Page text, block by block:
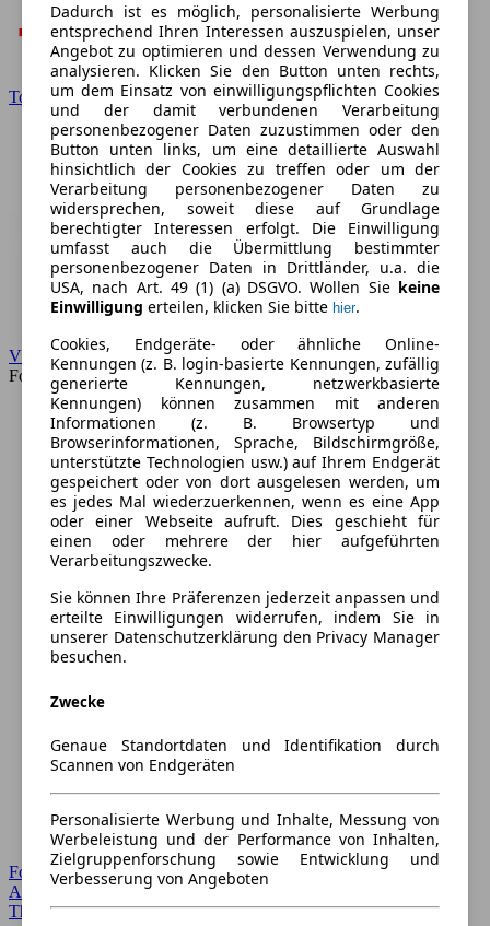
Toyota
VW
Forum
Forum Startseite
Alle Auto-Foren
Themen-Forum
Dadurch ist es möglich, personalisierte Werbung
entsprechend Ihren Interessen auszuspielen, unser
Angebot zu optimieren und dessen Verwendung zu
analysieren. Klicken Sie den Button unten rechts,
um dem Einsatz von einwilligungspflichten Cookies
und der damit verbundenen Verarbeitung
personenbezogener Daten zuzustimmen oder den
Button unten links, um eine detaillierte Auswahl
hinsichtlich der Cookies zu treffen oder um der
Verarbeitung personenbezogener Daten zu
widersprechen, soweit diese auf Grundlage
berechtigter Interessen erfolgt. Die Einwilligung
umfasst auch die Übermittlung bestimmter
personenbezogener Daten in Drittländer, u.a. die
USA, nach Art. 49 (1) (a) DSGVO. Wollen Sie keine
Einwilligung erteilen, klicken Sie bitte hier.
Cookies, Endgeräte- oder ähnliche Online-
Kennungen (z. B. login-basierte Kennungen, zufällig
generierte Kennungen, netzwerkbasierte
Kennungen) können zusammen mit anderen
Informationen (z. B. Browsertyp und
Browserinformationen, Sprache, Bildschirmgröße,
unterstützte Technologien usw.) auf Ihrem Endgerät
gespeichert oder von dort ausgelesen werden, um
es jedes Mal wiederzuerkennen, wenn es eine App
oder einer Webseite aufruft. Dies geschieht für
einen oder mehrere der hier aufgeführten
Verarbeitungszwecke.
Sie können Ihre Präferenzen jederzeit anpassen und
erteilte Einwilligungen widerrufen, indem Sie in
unserer Datenschutzerklärung den Privacy Manager
besuchen.
Zwecke
Genaue Standortdaten und Identifikation durch
Scannen von Endgeräten
Personalisierte Werbung und Inhalte, Messung von
Werbeleistung und der Performance von Inhalten,
Zielgruppenforschung sowie Entwicklung und
Verbesserung von Angeboten